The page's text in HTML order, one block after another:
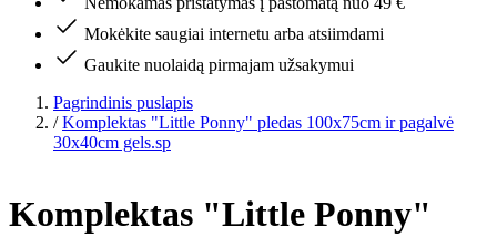
Mokėkite saugiai internetu arba atsiimdami
Gaukite nuolaidą pirmajam užsakymui
Pagrindinis puslapis
/ Komplektas "Little Ponny" pledas 100x75cm ir pagalvė
30x40cm gels.sp
Komplektas "Little Ponny"